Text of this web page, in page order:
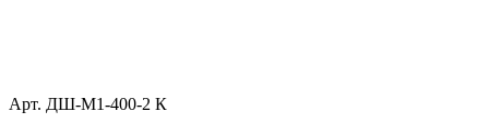
Арт. ДШ-М1-400-2 К